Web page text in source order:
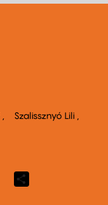
Szalissznyó Lili